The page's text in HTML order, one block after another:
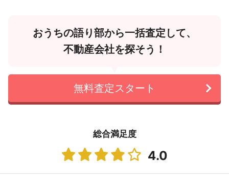
おうちの語り部から一括査定して、
不動産会社を探そう！
無料査定スタート
総合満足度
4.0